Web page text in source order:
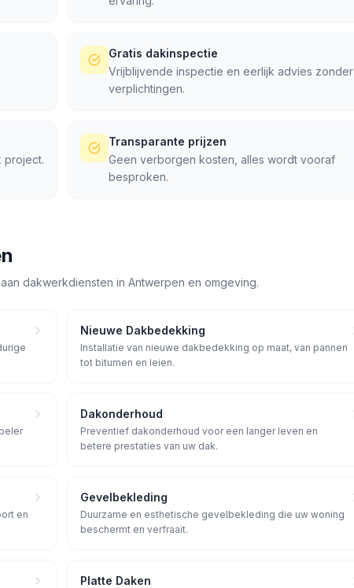
Gratis dakinspectie
Vrijblijvende inspectie en eerlijk advies zonder
verplichtingen.
project.
Transparante prijzen
Geen verborgen kosten, alles wordt vooraf
besproken.
dakwerkdiensten in Antwerpen en omgeving.
Nieuwe Dakbedekking
Installatie van nieuwe dakbedekking op maat, van pannen
tot bitumen en leien.
Dakonderhoud
Preventief dakonderhoud voor een langer leven en
betere prestaties van uw dak.
en
Gevelbekleding
Duurzame en esthetische gevelbekleding die uw woning
beschermt en verfraait.
Platte Daken